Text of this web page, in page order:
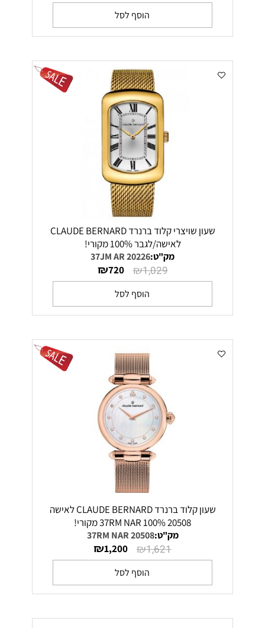
הוסף לסל
שעון שויצרי קלוד ברנרד CLAUDE BERNARD
לאישה/לגבר 100% מקורי!
מק"ט:20226 37JM AR
₪1,029
₪720
הוסף לסל
שעון קלוד ברנרד CLAUDE BERNARD לאישה
20508 37RM NAR 100% מקורי!
מק"ט:20508 37RM NAR
₪1,621
₪1,200
הוסף לסל